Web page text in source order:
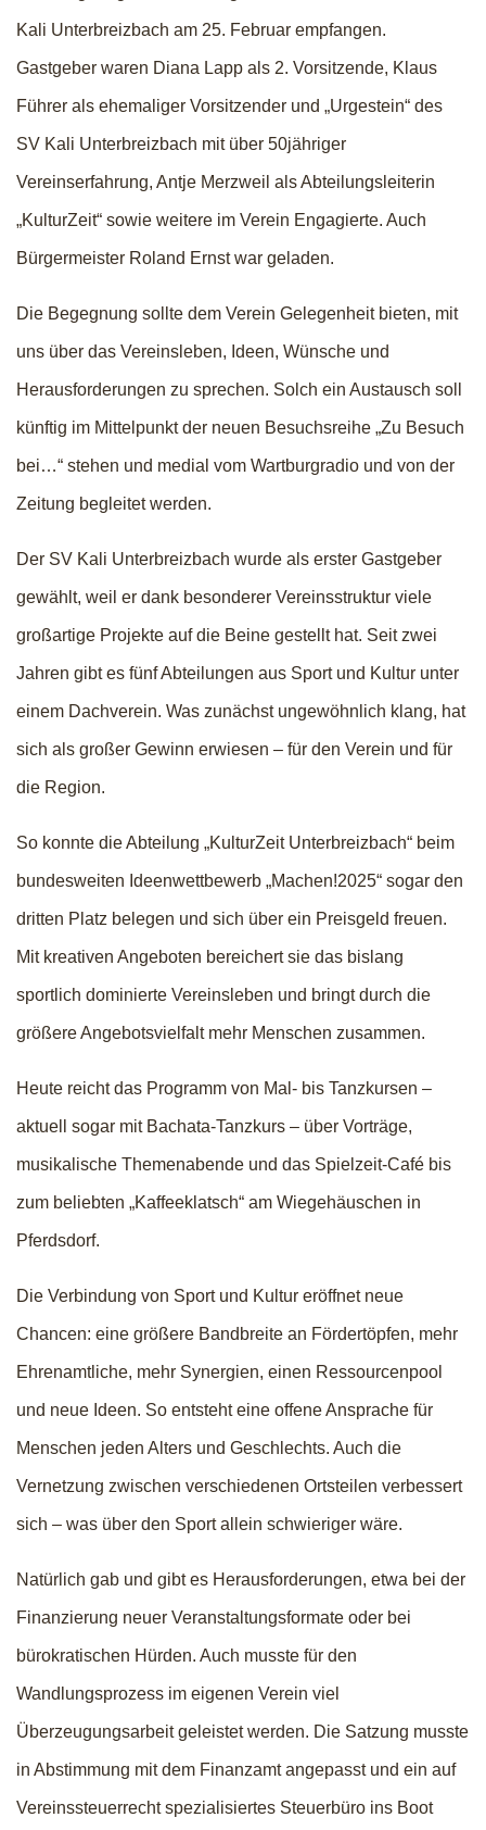
Kali Unterbreizbach am 25. Februar empfangen.
Gastgeber waren Diana Lapp als 2. Vorsitzende, Klaus
Führer als ehemaliger Vorsitzender und „Urgestein“ des
SV Kali Unterbreizbach mit über 50jähriger
Vereinserfahrung, Antje Merzweil als Abteilungsleiterin
„KulturZeit“ sowie weitere im Verein Engagierte. Auch
Bürgermeister Roland Ernst war geladen.
Die Begegnung sollte dem Verein Gelegenheit bieten, mit
uns über das Vereinsleben, Ideen, Wünsche und
Herausforderungen zu sprechen. Solch ein Austausch soll
künftig im Mittelpunkt der neuen Besuchsreihe „Zu Besuch
bei…“ stehen und medial vom Wartburgradio und von der
Zeitung begleitet werden.
Der SV Kali Unterbreizbach wurde als erster Gastgeber
gewählt, weil er dank besonderer Vereinsstruktur viele
großartige Projekte auf die Beine gestellt hat. Seit zwei
Jahren gibt es fünf Abteilungen aus Sport und Kultur unter
einem Dachverein. Was zunächst ungewöhnlich klang, hat
sich als großer Gewinn erwiesen – für den Verein und für
die Region.
So konnte die Abteilung „KulturZeit Unterbreizbach“ beim
bundesweiten Ideenwettbewerb „Machen!2025“ sogar den
dritten Platz belegen und sich über ein Preisgeld freuen.
Mit kreativen Angeboten bereichert sie das bislang
sportlich dominierte Vereinsleben und bringt durch die
größere Angebotsvielfalt mehr Menschen zusammen.
Heute reicht das Programm von Mal- bis Tanzkursen –
aktuell sogar mit Bachata-Tanzkurs – über Vorträge,
musikalische Themenabende und das Spielzeit-Café bis
zum beliebten „Kaffeeklatsch“ am Wiegehäuschen in
Pferdsdorf.
Die Verbindung von Sport und Kultur eröffnet neue
Chancen: eine größere Bandbreite an Fördertöpfen, mehr
Ehrenamtliche, mehr Synergien, einen Ressourcenpool
und neue Ideen. So entsteht eine offene Ansprache für
Menschen jeden Alters und Geschlechts. Auch die
Vernetzung zwischen verschiedenen Ortsteilen verbessert
sich – was über den Sport allein schwieriger wäre.
Natürlich gab und gibt es Herausforderungen, etwa bei der
Finanzierung neuer Veranstaltungsformate oder bei
bürokratischen Hürden. Auch musste für den
Wandlungsprozess im eigenen Verein viel
Überzeugungsarbeit geleistet werden. Die Satzung musste
in Abstimmung mit dem Finanzamt angepasst und ein auf
Vereinssteuerrecht spezialisiertes Steuerbüro ins Boot